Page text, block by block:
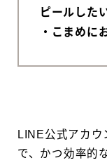
ピールした
・こまめに
LINE公式アカウ
で、かつ効率的